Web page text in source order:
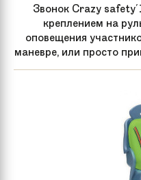
Звонок Crazy
креплением на
оповещения
маневре, или просто